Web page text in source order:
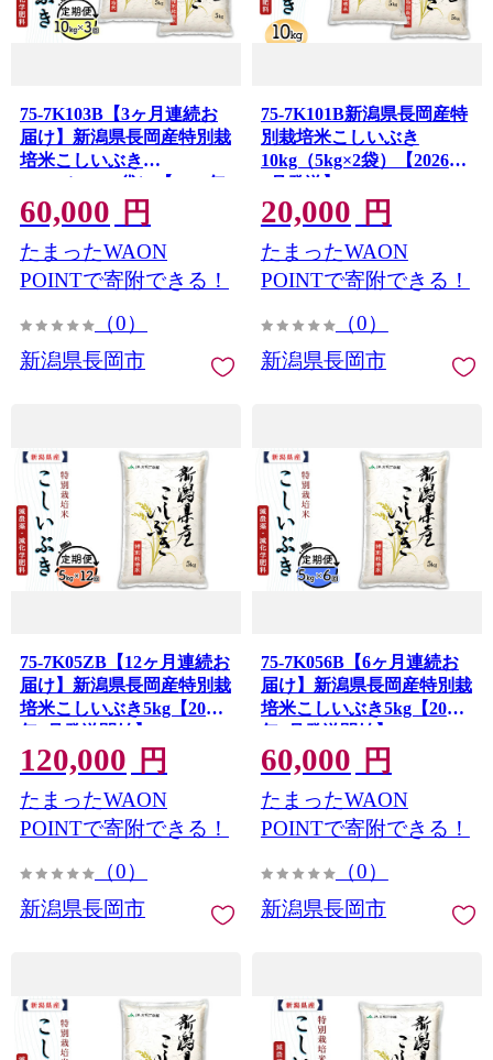
75-7K103B【3ヶ月連続お
届け】新潟県長岡産特別栽
培米こしいぶき
10kg（5kg×2袋）【2026年
8月発送開始】
60,000 円
たまったWAON
POINTで寄附できる！
（0）
新潟県長岡市
75-7K101B新潟県長岡産特
別栽培米こしいぶき
10kg（5kg×2袋）【2026年
8月発送】
20,000 円
たまったWAON
POINTで寄附できる！
（0）
新潟県長岡市
75-7K05ZB【12ヶ月連続お
届け】新潟県長岡産特別栽
培米こしいぶき5kg【2026
年8月発送開始】
120,000 円
たまったWAON
POINTで寄附できる！
（0）
新潟県長岡市
75-7K056B【6ヶ月連続お
届け】新潟県長岡産特別栽
培米こしいぶき5kg【2026
年8月発送開始】
60,000 円
たまったWAON
POINTで寄附できる！
（0）
新潟県長岡市